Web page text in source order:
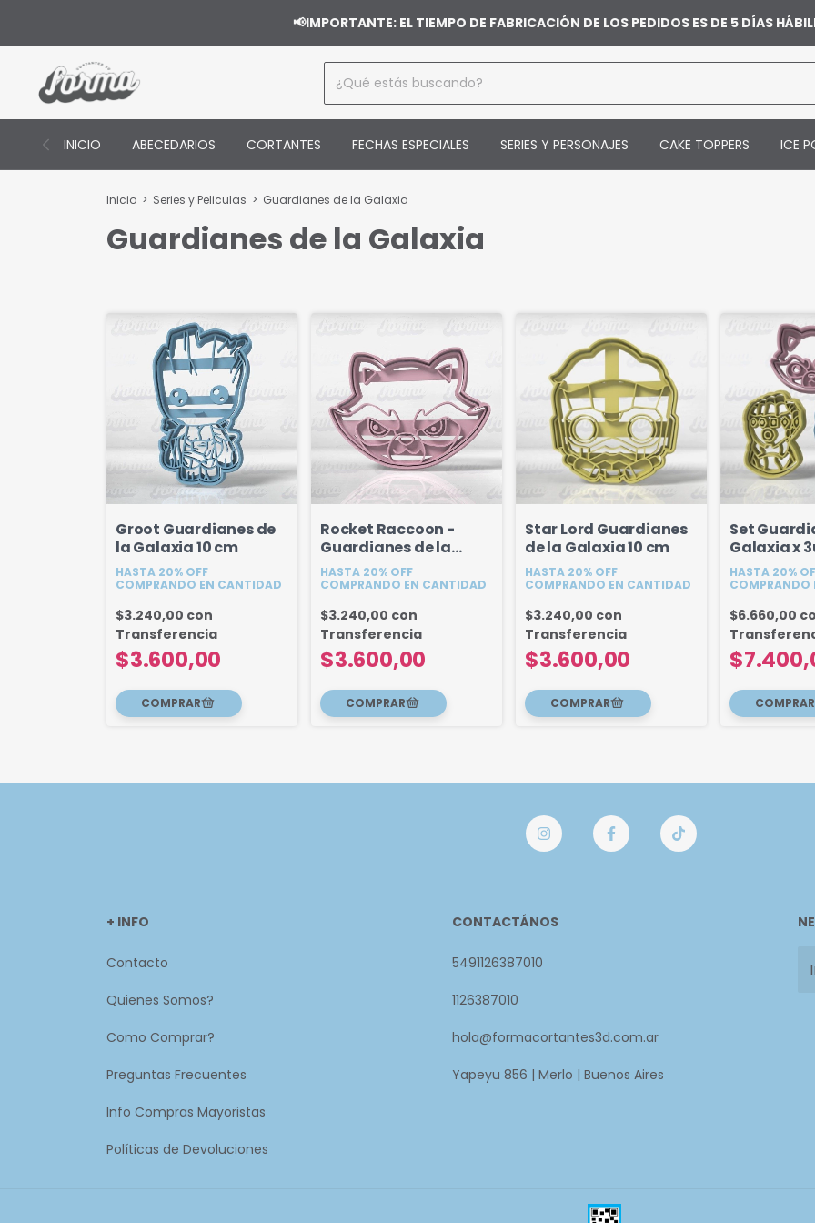
📢IMPORTANTE: EL TIEMPO DE FABRICACIÓN DE LOS PEDIDOS ES DE 5 DÍAS
INICIO ABECEDARIOS CORTANTES FECHAS ESPECIALES SERIES Y PERSONAJES CAKE TOPPERS ICE
Inicio > Series y Peliculas > Guardianes de la Galaxia
Guardianes de la Galaxia
Groot Guardianes de
la Galaxia 10 cm
HASTA 20% OFF
COMPRANDO EN CANTIDAD
$3.600,00
$3.240,00 con
Transferencia
Rocket Raccoon -
Guardianes de la
Galaxia 10 cm
HASTA 20% OFF
COMPRANDO EN CANTIDAD
$3.600,00
$3.240,00 con
Transferencia
Star Lord Guardianes
de la Galaxia 10 cm
HASTA 20% OFF
COMPRANDO EN CANTIDAD
$3.600,00
$3.240,00 con
Transferencia
Set
Galaxia x
Guante y
HASTA 20%
COMPRANDO
$6.660,00
+ INFO
Contacto
Quienes Somos?
Como Comprar?
Preguntas Frecuentes
Info Compras Mayoristas
Políticas de Devoluciones
CONTACTÁNOS
5491126387010
1126387010
hola@formacortantes3d.com.ar
Yapeyu 856 | Merlo | Buenos Aires